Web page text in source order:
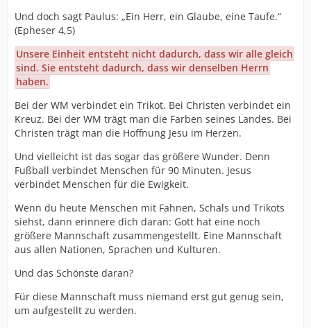
Und doch sagt Paulus: „Ein Herr, ein Glaube, eine Taufe.“
(Epheser 4,5)
Unsere Einheit entsteht nicht dadurch, dass wir alle gleich
sind. Sie entsteht dadurch, dass wir denselben Herrn
haben.
Bei der WM verbindet ein Trikot. Bei Christen verbindet ein
Kreuz. Bei der WM trägt man die Farben seines Landes. Bei
Christen trägt man die Hoffnung Jesu im Herzen.
Und vielleicht ist das sogar das größere Wunder. Denn
Fußball verbindet Menschen für 90 Minuten. Jesus
verbindet Menschen für die Ewigkeit.
Wenn du heute Menschen mit Fahnen, Schals und Trikots
siehst, dann erinnere dich daran: Gott hat eine noch
größere Mannschaft zusammengestellt. Eine Mannschaft
aus allen Nationen, Sprachen und Kulturen.
Und das Schönste daran?
Für diese Mannschaft muss niemand erst gut genug sein,
um aufgestellt zu werden.